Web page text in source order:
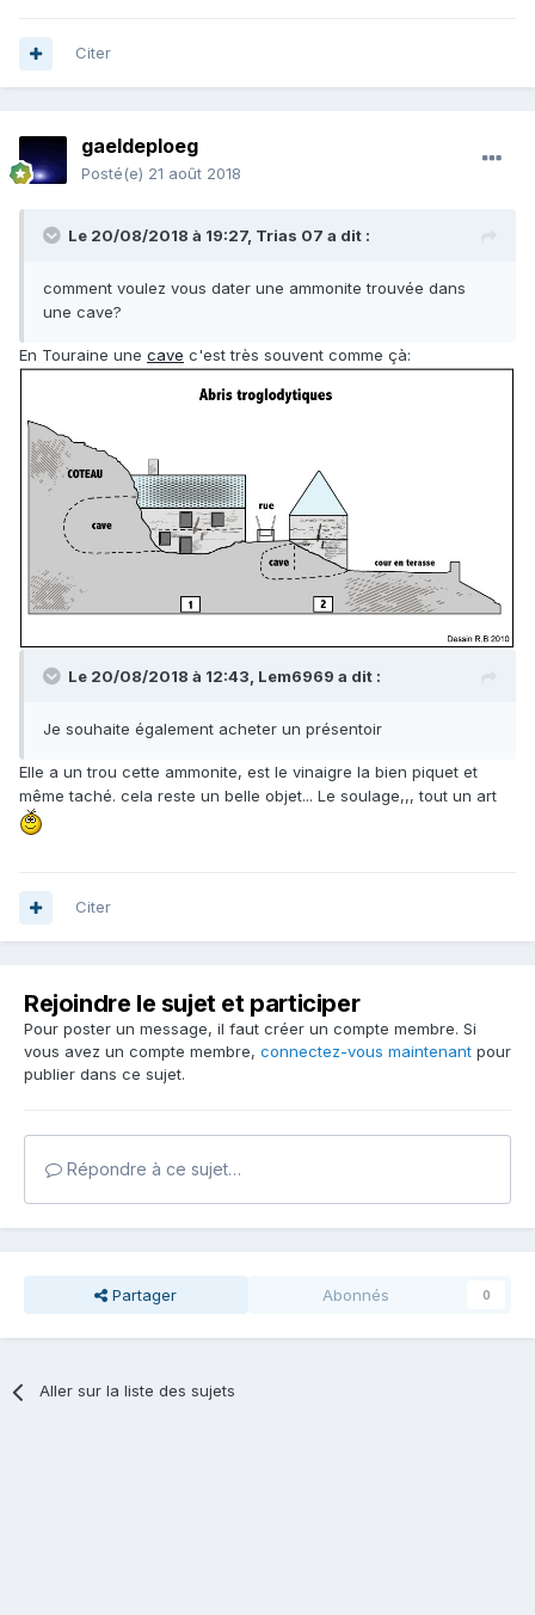
Citer
gaeldeploeg
Posté(e) 21 août 2018
Le 20/08/2018 à 19:27, Trias 07 a dit :
comment voulez vous dater une ammonite trouvée dans
une cave?
En Touraine une cave c'est très souvent comme çà:
Le 20/08/2018 à 12:43, Lem6969 a dit :
Je souhaite également acheter un présentoir
Elle a un trou cette ammonite, est le vinaigre la bien piquet et
même taché. cela reste un belle objet... Le soulage,,, tout un art
Citer
Rejoindre le sujet et participer
Pour poster un message, il faut créer un compte membre. Si
vous avez un compte membre, connectez-vous maintenant pour
publier dans ce sujet.
Répondre à ce sujet…
Partager Abonnés 0
Aller sur la liste des sujets